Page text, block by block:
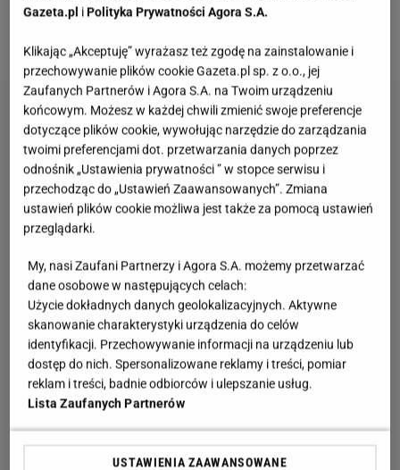
wieczory.Co więcej, obecnie znajduje się na
promocji i kosztuje jedyne 99 złotych.
Gazeta.pl iPolityka Prywatności Agora S.A.
Klikając „Akceptuję” wyrażasz też zgodę na zainstalowanie i
przechowywanie plików cookie Gazeta.pl sp. z o.o., jej
Zaufanych Partnerów i Agora S.A. na Twoim urządzeniu
końcowym. Możesz w każdej chwili zmienić swoje preferencje
dotyczące plików cookie, wywołując narzędzie do zarządzania
twoimi preferencjami dot. przetwarzania danych poprzez
odnośnik „Ustawienia prywatności ” w stopce serwisu i
przechodząc do „Ustawień Zaawansowanych”. Zmiana
ustawień plików cookie możliwa jest także za pomocą ustawień
przeglądarki.
My, nasi Zaufani Partnerzy i Agora S.A. możemy przetwarzać
dane osobowe w następujących celach:
Użycie dokładnych danych geolokalizacyjnych. Aktywne
skanowanie charakterystyki urządzenia do celów
identyfikacji. Przechowywanie informacji na urządzeniu lub
dostęp do nich. Spersonalizowane reklamy i treści, pomiar
reklam i treści, badnie odbiorców i ulepszanie usług.
Lista Zaufanych Partnerów
USTAWIENIA ZAAWANSOWANE